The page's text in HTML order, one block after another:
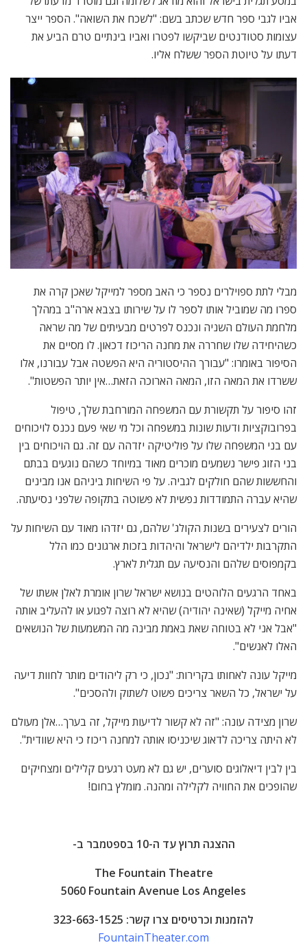
אביו לגבי ספר חדש שכתב בשם: "לשכח את השואה". הספר ייצר
עצומות סטודנטים שביקשו לפטרו ואביו בינתיים טרם הביע את
דעתו על טיוטת הספר ששלח אליו.
מבלי לתת ספוילרים נספר כי האב מספר למייקל שאכן קרה את
ספרו מה שמוביל אותו לספר לו על שירותו בצבא ארה"ב במהלך
מלחמת העולם השניה ונכנס לפרטים מבעיתים של מה שראה
כשהיחידה שלו שחררה את מחנה הריכוז דכאון. לו מסיים את
הסיפור באומרו: "עבורך ההיסטוריה היא הפשטה אבל עבורנו, אלו
ששרדו את המאה הזו, המאה הארוכה הזאת…אין יותר הפשטות".
זהו סיפור על תקשורת עם המשפחה המורחבת שלך, טיפול
בפרובוקציות ודעות שונות במשפחה וכל מי שאי פעם נכנס לויכוחים
עם בני המשפחה שלו על פוליטיקה יזדהה עם זה. גם הויכוחים בין
בני הזוג פישר נשמעים מוכרים מאוד במיוחד כשהם נוגעים בבתם
והחששות שהם חולקים לגביה. על פי השיחות ביניהם אנו מבינים
שהיא עברה התמודדות נפשית לא פשוטה בתקופה שלפני נסיעתה.
הורים לצעירים בשנות הקולג' שלהם, גם יזדהו מאוד עם השיחות על
התקרבות ילדיהם לישראל והיהדות בזכות ארגונים כמו הלל
בקמפוסים שלהם והנסיעה עם תגלית לארץ.
באחד הרגעים הלוהטים בנושא ישראל שרון אומרת לאלן אשתו של
אחיה מייקל (שאינה יהודיה) שהיא לא רוצה לפגוע או להעליב אותה
"אבל אני לא בטוחה שאת באמת מבינה מה המשמעות של הנושאים
האלו לאנשים".
מייקל עונה לאחותו בקרירות: "נכון, כי רק ליהודים מותר לחוות דיעה
על ישראל, כל השאר צריכים פשוט לשתוק ולהסכים".
שרון מצידה עונה: "זה לא קשור לדיעות מייקל, זה בערך…אלן מעולם
לא היתה צריכה לדאוג שיכניסו אותה למחנה ריכוז כי היא שוודית".
בין לבין דיאלוגים סוערים, יש גם לא מעט רגעים קלילים ומצחיקים
שהופכים את החוויה לקלילה ומהנה. מומלץ בחום!
ההצגה תרוץ עד ה-10 בספטמבר ב-
The Fountain Theatre
5060 Fountain Avenue Los Angeles
להזמנות וכרטיסים צרו קשר: 323-663-1525
FountainTheater.com